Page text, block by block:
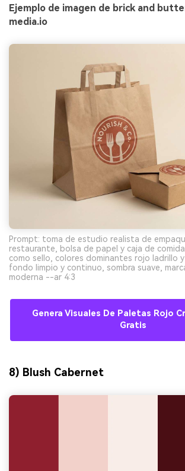
Ejemplo de imagen de brick and
media.io
Prompt: toma de estudio realista de
restaurante, bolsa de papel y caja de
como sello, colores dominantes rojo ladrillo
fondo limpio y continuo, sombra suave,
moderna --ar 4:3
Genera Visuales De Paletas Rojo
Gratis
8) Blush Cabernet